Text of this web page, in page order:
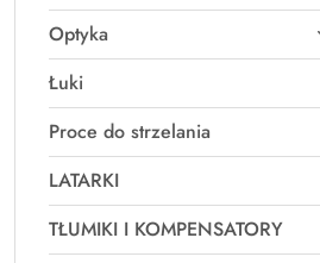
Optyka
Łuki
Proce do strzelania
LATARKI
TŁUMIKI I KOMPENSATORY